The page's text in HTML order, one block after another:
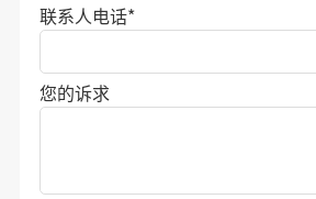
联系人电话*
您的诉求